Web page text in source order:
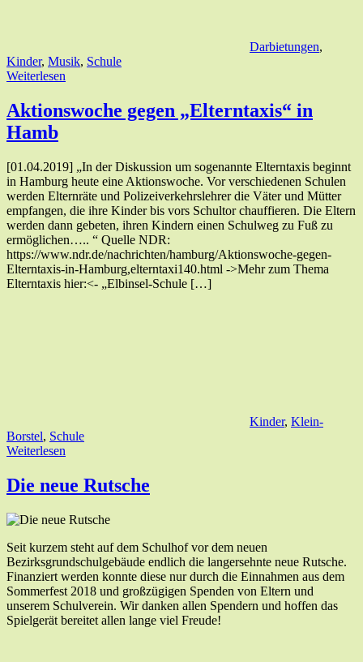
Darbietungen,
Kinder, Musik, Schule
Weiterlesen
Aktionswoche gegen „Elterntaxis“ in
Hamb
[01.04.2019] „In der Diskussion um sogenannte Elterntaxis beginnt
in Hamburg heute eine Aktionswoche. Vor verschiedenen Schulen
werden Elternräte und Polizeiverkehrslehrer die Väter und Mütter
empfangen, die ihre Kinder bis vors Schultor chauffieren. Die Eltern
werden dann gebeten, ihren Kindern einen Schulweg zu Fuß zu
ermöglichen….. “ Quelle NDR:
https://www.ndr.de/nachrichten/hamburg/Aktionswoche-gegen-
Elterntaxis-in-Hamburg,elterntaxi140.html ->Mehr zum Thema
Elterntaxis hier:<- „Elbinsel-Schule […]
Kinder, Klein-
Borstel, Schule
Weiterlesen
Die neue Rutsche
Seit kurzem steht auf dem Schulhof vor dem neuen
Bezirksgrundschulgebäude endlich die langersehnte neue Rutsche.
Finanziert werden konnte diese nur durch die Einnahmen aus dem
Sommerfest 2018 und großzügigen Spenden von Eltern und
unserem Schulverein. Wir danken allen Spendern und hoffen das
Spielgerät bereitet allen lange viel Freude!